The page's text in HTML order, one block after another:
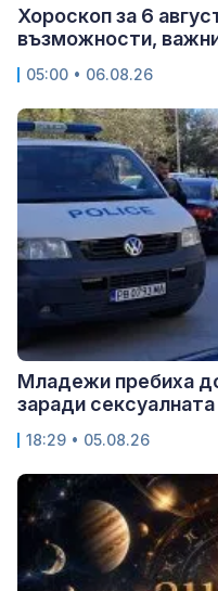
Хороскоп за 6
възможности,
05:00 • 06.08.26
Младежи пребиха
заради
18:29 • 05.08.26